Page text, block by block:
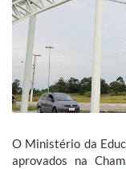
O Ministério da
aprovados na